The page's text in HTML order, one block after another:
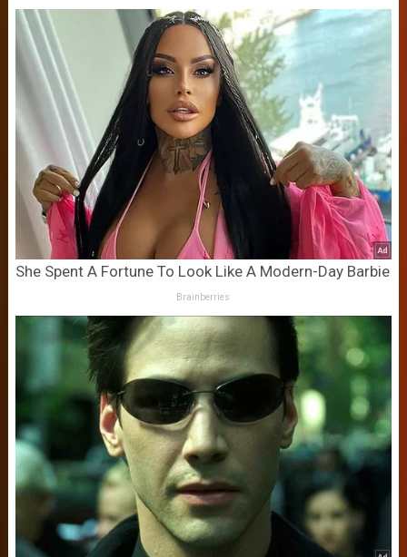
She Spent A Fortune To Look Like A Modern-Day Barbie
Brainberries